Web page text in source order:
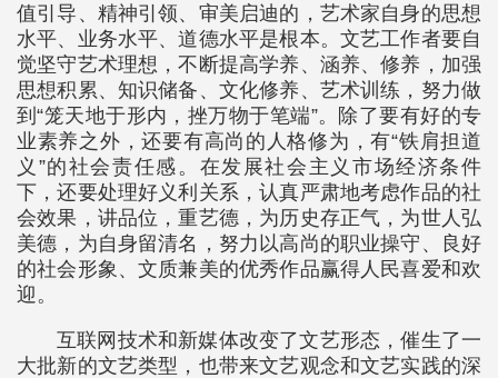
值引导、精神引领、审美启迪的，艺术家自身的思想
水平、业务水平、道德水平是根本。文艺工作者要自
觉坚守艺术理想，不断提高学养、涵养、修养，加强
思想积累、知识储备、文化修养、艺术训练，努力做
到“笼天地于形内，挫万物于笔端”。除了要有好的专
业素养之外，还要有高尚的人格修为，有“铁肩担道
义”的社会责任感。在发展社会主义市场经济条件
下，还要处理好义利关系，认真严肃地考虑作品的社
会效果，讲品位，重艺德，为历史存正气，为世人弘
美德，为自身留清名，努力以高尚的职业操守、良好
的社会形象、文质兼美的优秀作品赢得人民喜爱和欢
迎。
互联网技术和新媒体改变了文艺形态，催生了一
大批新的文艺类型，也带来文艺观念和文艺实践的深